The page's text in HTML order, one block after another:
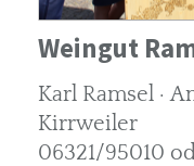
Weingut
Karl Ramsel ·
Kirrweiler
06321/95010